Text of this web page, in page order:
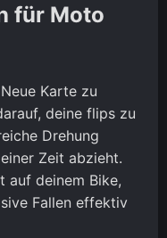
für Moto
Karte zu
deine flips zu
Drehung
Zeit abzieht.
auf deinem Bike,
Fallen effektiv